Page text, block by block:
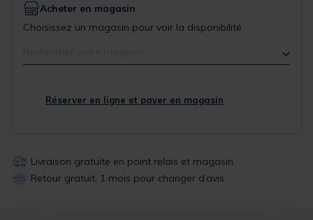
Acheter en magasin
Choisissez un magasin pour voir la disponibilité
Réserver en ligne et payer en magasin
Livraison gratuite en point relais et magasin
Retour gratuit, 1 mois pour changer d’avis